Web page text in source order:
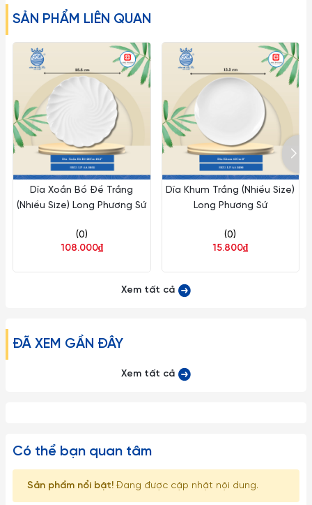
SẢN PHẨM LIÊN QUAN
Dĩa Xoắn Bồ Đề Trắng
(Nhiều Size) Long Phương Sứ
(0)
108.000₫
Dĩa Khum Trắng (Nhiều Size)
Long Phương Sứ
(0)
15.800₫
Xem tất cả
ĐÃ XEM GẦN ĐÂY
Xem tất cả
Có thể bạn quan tâm
Sản phẩm nổi bật! Đang được cập nhật nội dung.